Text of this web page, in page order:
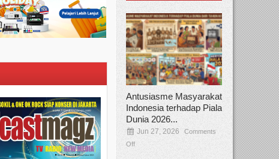
Antusiasme Masyarakat
Indonesia terhadap Piala
Dunia 2026...
Jun 27, 2026
Comments
Off